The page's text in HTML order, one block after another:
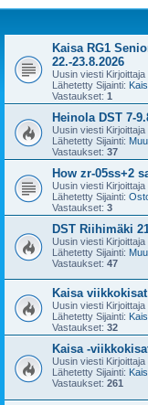
Kaisa RG1
22.-23.8.2026
Uusin viesti Kirjoittaja
Lähetetty Sijainti:
Vastaukset: 1
Heinola DST 7-
Uusin viesti Kirjoittaja
Lähetetty Sijainti:
Vastaukset: 37
How zr-05ss+2
Uusin viesti Kirjoittaja
Lähetetty Sijainti:
Vastaukset: 3
DST Riihimäki
Uusin viesti Kirjoittaja
Lähetetty Sijainti:
Vastaukset: 47
Kaisa
Uusin viesti Kirjoittaja
Lähetetty Sijainti:
Vastaukset: 32
Kaisa -
Uusin viesti Kirjoittaja
Lähetetty Sijainti:
Vastaukset: 261